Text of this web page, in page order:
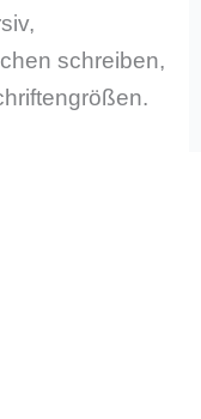
schreiben,